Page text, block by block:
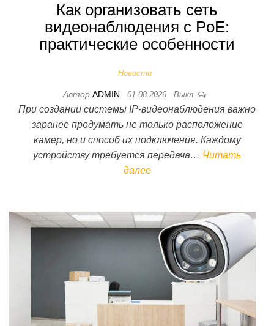
Как организовать сеть
видеонаблюдения с PoE:
практические особенности
Новости
Автор ADMIN 01.08.2026 Выкл.
При создании системы IP-видеонаблюдения важно
заранее продумать не только расположение
камер, но и способ их подключения. Каждому
устройству требуется передача… Читать
далее